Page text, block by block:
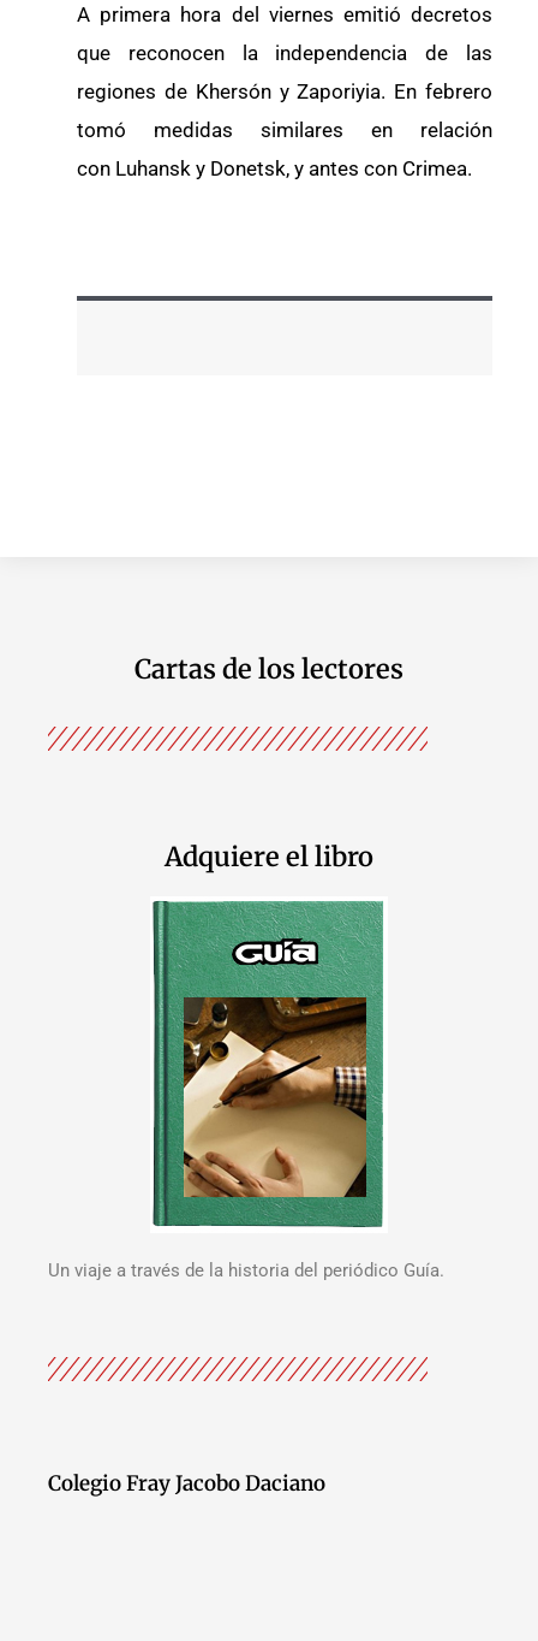
A primera hora del viernes emitió decretos
que reconocen la independencia de las
regiones de Khersón y Zaporiyia. En febrero
tomó medidas similares en relación
con Luhansk y Donetsk, y antes con Crimea.
Cartas de los lectores
Adquiere el libro
Un viaje a través de la historia del periódico Guía.
Colegio Fray Jacobo Daciano